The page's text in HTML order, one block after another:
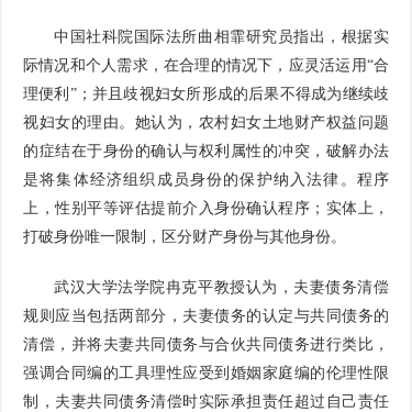
中国社科院国际法所曲相霏研究员指出，根据实
际情况和个人需求，在合理的情况下，应灵活运用“合
理便利”；并且歧视妇女所形成的后果不得成为继续歧
视妇女的理由。她认为，农村妇女土地财产权益问题
的症结在于身份的确认与权利属性的冲突，破解办法
是将集体经济组织成员身份的保护纳入法律。程序
上，性别平等评估提前介入身份确认程序；实体上，
打破身份唯一限制，区分财产身份与其他身份。
武汉大学法学院冉克平教授认为，夫妻债务清偿
规则应当包括两部分，夫妻债务的认定与共同债务的
清偿，并将夫妻共同债务与合伙共同债务进行类比，
强调合同编的工具理性应受到婚姻家庭编的伦理性限
制，夫妻共同债务清偿时实际承担责任超过自己责任